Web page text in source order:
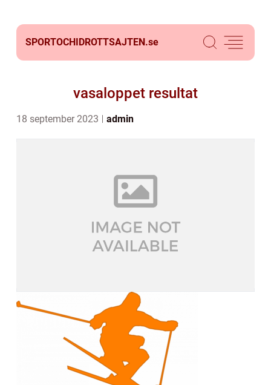
SPORTOCHIDROTTSAJTEN.se
vasaloppet resultat
18 september 2023 admin